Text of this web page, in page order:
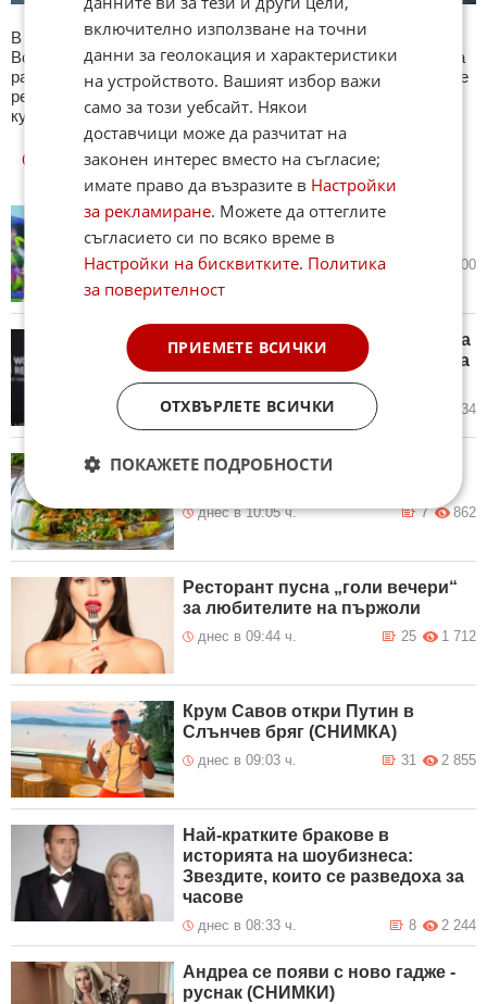
В секция Любопитно ще намерите тематична Куиз рубрика.
Всяка сряда се публикува специализиран куиз с въпроси на
различна тематика. След края на всеки тест може да видите
резултат с верните отговори, които сте натрупали. Другите
куизове може да намерите тук. Успех !
ОЩЕ НОВИНИ ОТ ЛЮБОПИТНО
Росица Кирилова отглежда 24
котки и куче
днес в 11:21 ч. 500
Мелани Грифит на 69 г.: Звездата
от „Работещо момиче“ празнува
рожден ден
днес в 10:42 ч. 634
Рецепта на деня: Пукани люти
днес в 10:05 ч. 862
7
Ресторант пусна „голи вечери“
за любителите на пържоли
днес в 09:44 ч. 1 712
25
Крум Савов откри Путин в
Слънчев бряг (СНИМКА)
днес в 09:03 ч. 2 855
31
Най-кратките бракове в
историята на шоубизнеса:
Звездите, които се разведоха за
часове
днес в 08:33 ч. 2 244
8
Андреа се появи с ново гадже -
руснак (СНИМКИ)
включително използване на точни
данни за геолокация и характеристики
на устройството. Вашият избор важи
само за този уебсайт. Някои
доставчици може да разчитат на
законен интерес вместо на съгласие;
имате право да възразите в Настройки
за рекламиране. Можете да оттеглите
съгласието си по всяко време в
Настройки на бисквитките. Политика
за поверителност
ПРИЕМЕТЕ ВСИЧКИ
ОТХВЪРЛЕТЕ ВСИЧКИ
ПОКАЖЕТЕ ПОДРОБНОСТИ